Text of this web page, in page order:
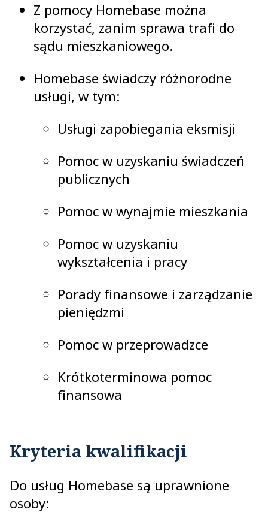
Z pomocy Homebase można
korzystać, zanim sprawa trafi do
sądu mieszkaniowego.
Homebase świadczy różnorodne
usługi, w tym:
Usługi zapobiegania eksmisji
Pomoc w uzyskaniu świadczeń
publicznych
Pomoc w wynajmie mieszkania
Pomoc w uzyskaniu
wykształcenia i pracy
Porady finansowe i zarządzanie
pieniędzmi
Pomoc w przeprowadzce
Krótkoterminowa pomoc
finansowa
Kryteria kwalifikacji
Do usług Homebase są uprawnione
osoby: